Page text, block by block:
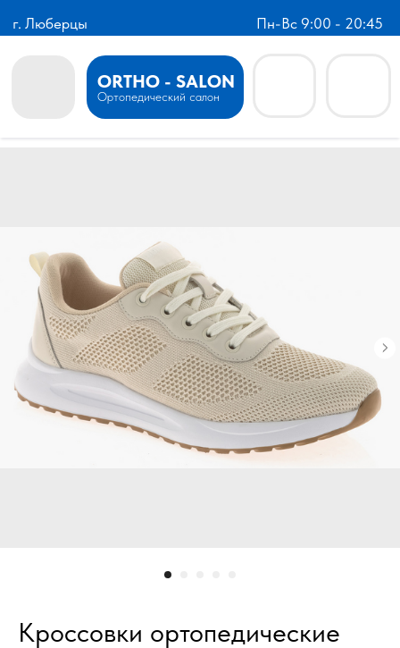
г. Люберцы Пн-Вс 9:00 - 20:45
ORTHO - SALON
Ортопедический салон
Кроссовки ортопедические